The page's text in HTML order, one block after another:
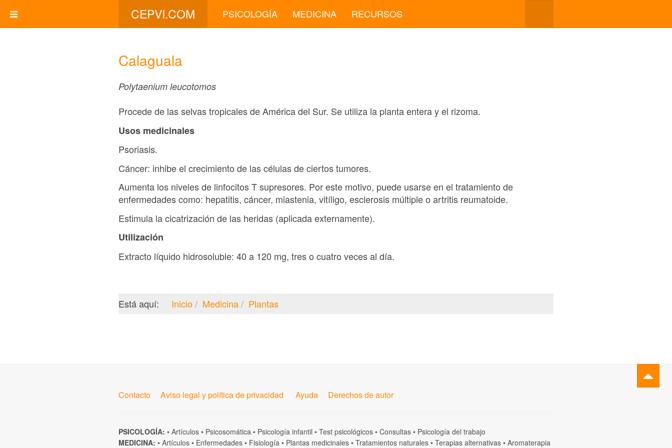
CEPVI.COM PSICOLOGÍA MEDICINA RECURSOS
Calaguala
Polytaenium leucotomos
Procede de las selvas tropicales de América del Sur. Se utiliza la planta entera y el rizoma.
Usos medicinales
Psoriasis.
Cáncer: inhibe el crecimiento de las células de ciertos tumores.
Aumenta los niveles de linfocitos T supresores. Por este motivo, puede usarse en el tratamiento de
enfermedades como: hepatitis, cáncer, miastenia, vitíligo, esclerosis múltiple o artritis reumatoide.
Estimula la cicatrización de las heridas (aplicada externamente).
Utilización
Extracto líquido hidrosoluble: 40 a 120 mg, tres o cuatro veces al día.
Está aquí: Inicio Medicina Plantas
Contacto Aviso legal y política de privacidad Ayuda Derechos de autor
PSICOLOGÍA: • Artículos • Psicosomática • Psicología infantil • Test psicológicos • Consultas • Psicología del trabajo
MEDICINA: • Artículos • Enfermedades • Fisiología • Plantas medicinales • Tratamientos naturales • Terapias alternativas • Aromaterapia